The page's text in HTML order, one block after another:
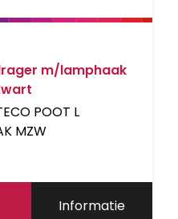
m/lamphaak
POOT L
MZW
Informatie